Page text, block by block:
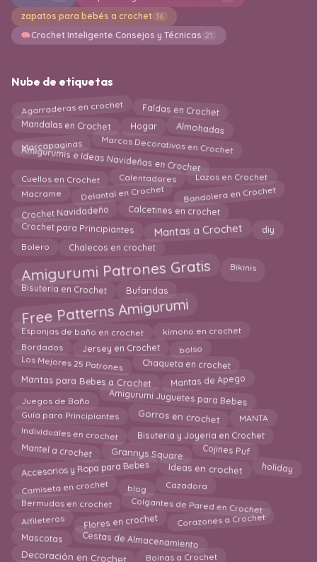
zapatos para bebés a crochet 36
Crochet Inteligente Consejos y Técnicas 21
Nube de etiquetas
Agarraderas en crochet Faldas en Crochet
Mandalas en Crochet Hogar Almohadas
Marcapaginas Marcos Decorativos en Crochet
Amigurumis e Ideas Navideñas en Crochet
Cuellos en Crochet Calentadores Lazos en Crochet
Macrame Delantal en Crochet Bandolera en Crochet
Crochet Navidadeño Calcetines en crochet
Crochet para Principiantes Mantas a Crochet diy
Bolero Chalecos en crochet
Amigurumi Patrones Gratis Bikinis
Bisutería en Crochet Bufandas
Free Patterns Amigurumi
Esponjas de baño en crochet kimono en crochet
Bordados Jersey en Crochet bolso
Los Mejores 25 Patrones Chaqueta en crochet
Mantas para Bebes a Crochet Mantas de Apego
Juegos de Baño Amigurumi Juguetes para Bebes
Guía para Principiantes Gorros en crochet MANTA
Individuales en crochet Bisuteria y Joyeria en Crochet
Mantel a crochet Grannys Square Cojines Puf
Accesorios y Ropa para Bebes Ideas en crochet holiday
Camiseta en crochet blog Cazadora
Bermudas en crochet Colgantes de Pared en Crochet
Alfileteros Flores en crochet Corazones a Crochet
Mascotas Cestas de Almacenamiento
Decoración en Crochet Boinas a Crochet